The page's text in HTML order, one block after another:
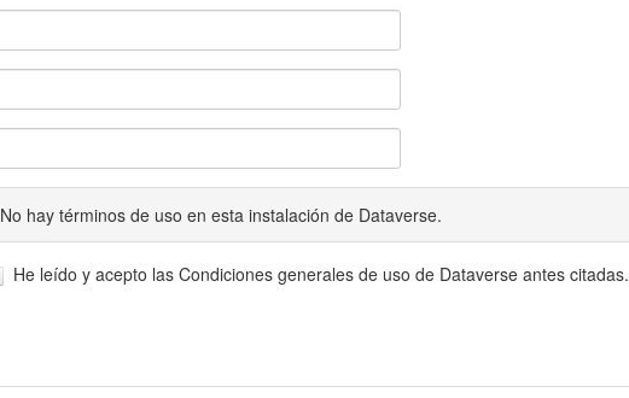
No hay términos de uso en esta instalación de Dataverse.
He leído y acepto las Condiciones generales de uso de Dataverse antes citadas.